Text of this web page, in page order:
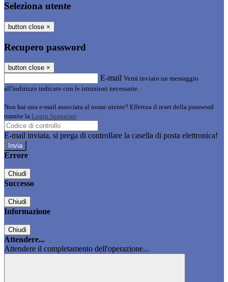
Seleziona utente
button close ×
Recupero password
button close ×
E-mail Verrà inviato un messaggio
all'indirizzo indicato con le istruzioni necessarie.
Non hai una e-mail associata al nome utente? Effettua il reset della password
tramite la Login Spaggiari
E-mail inviata, si prega di controllare la casella di posta elettronica!
Errore
Chiudi
Successo
Chiudi
Informazione
Chiudi
Attendere...
Attendere il completamento dell'operazione...